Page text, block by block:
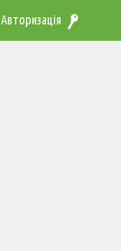
Авторизація